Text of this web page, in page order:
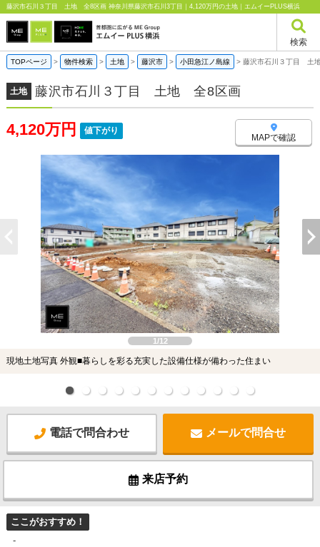
藤沢市石川３丁目 土地 全8区画 神奈川県藤沢市石川3丁目｜4,120万円の土地｜エムイーPLUS横浜
検索
TOPページ > 物件検索 > 土地 > 藤沢市 > 小田急江ノ島線 > 藤沢市石川３丁目 土
土地 藤沢市石川３丁目 土地 全8区画
4,120万円 値下がり
MAPで確認
1/12
現地土地写真 外観■暮らしを彩る充実した設備仕様が備わった住まい
電話で問合わせ メールで問合せ
来店予約
ここがおすすめ！
-